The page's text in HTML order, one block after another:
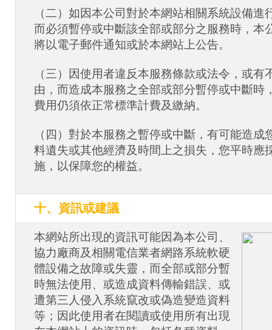
（二）如因本公司對於本網站相關系統設備進
而必須暫停或中斷該全部或部分之服務時，本
將以電子郵件通知或於本網站上公告。
（三）因使用者違反本服務條款或法令，或有
由，而造成本服務之全部或部分暫停或中斷時
費用仍須依正常標準計費及繳納。
（四）對於本服務之暫停或中斷，有可能造成
料遺失或其他經濟及時間上之損失，您平時應
施，以保障您的權益。
十、資訊或建議
本網站所出現的資訊可能因為本公司、
協力廠商及相關電信業者網路系統軟硬
體設備之故障或失靈，而全部或部分暫
時無法使用、或造成資料傳輸錯誤、或
遭第三人侵入系統竄改或偽造變造資料
等；因此使用者在閱讀或使用所有出現